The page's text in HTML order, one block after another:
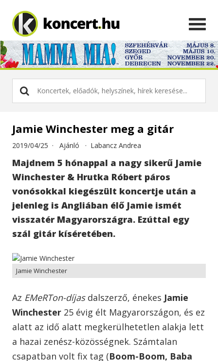
Jamie Winchester meg a gitár
2019/04/25 · Ajánló · Labancz Andrea
Majdnem 5 hónappal a nagy sikerű Jamie
Winchester & Hrutka Róbert páros
vonósokkal kiegészült koncertje után a
jelenleg is Angliában élő Jamie ismét
visszatér Magyarországra. Ezúttal egy
szál gitár kíséretében.
Jamie Winchester
Az EMeRTon-díjasdalszerző, énekes Jamie
Winchester 25 évig élt Magyarországon, és ez
alatt az idő alatt megkerülhetetlen alakja lett
a hazai zenész-közösségnek. Számtalan
csapatban volt fix tag (Boom-Boom, Baba